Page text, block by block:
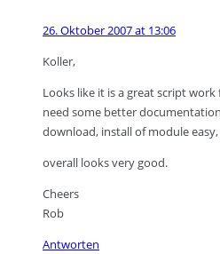
26. Oktober 2007 at 13:06
Koller,
Looks like it is a great script
need some better
download, install of module
overall looks very good.
Cheers
Rob
Antworten